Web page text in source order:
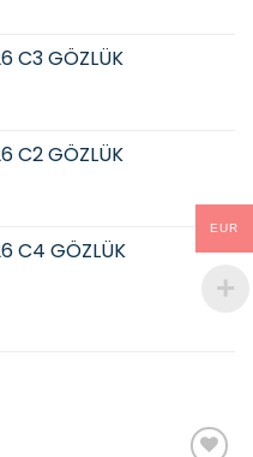
C3 GÖZLÜK
C2 GÖZLÜK
C4 GÖZLÜK
EUR